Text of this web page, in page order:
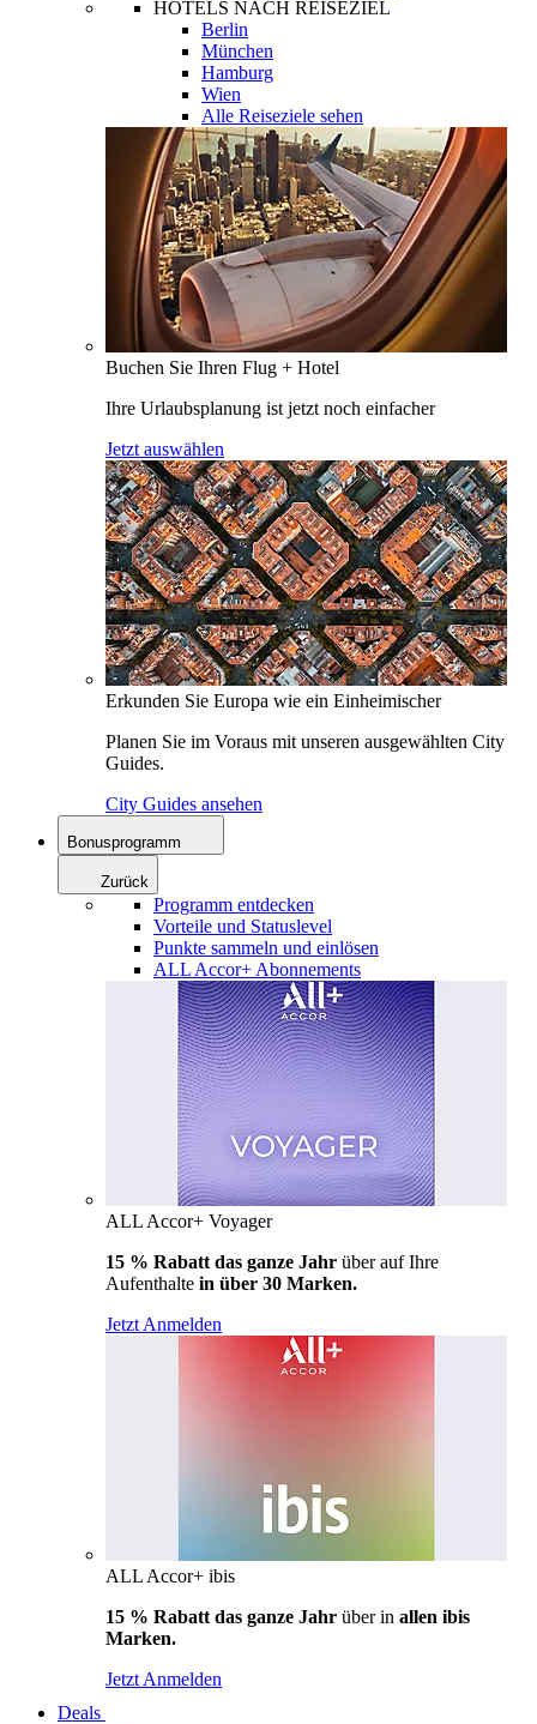
HOTELS NACH REISEZIEL
Berlin
München
Hamburg
Wien
Alle Reiseziele sehen
Buchen Sie Ihren Flug + Hotel
Ihre Urlaubsplanung ist jetzt noch einfacher
Jetzt auswählen
Erkunden Sie Europa wie ein Einheimischer
Planen Sie im Voraus mit unseren ausgewählten City
Guides.
City Guides ansehen
Bonusprogramm
Zurück
Programm entdecken
Vorteile und Statuslevel
Punkte sammeln und einlösen
ALL Accor+ Abonnements
ALL Accor+ Voyager
15 % Rabatt das ganze Jahr über auf Ihre
Aufenthalte in über 30 Marken.
Jetzt Anmelden
ALL Accor+ ibis
15 % Rabatt das ganze Jahr über in allen ibis
Marken.
Jetzt Anmelden
Deals